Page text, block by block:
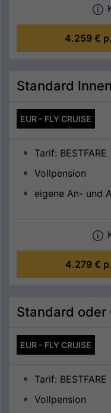
4.259 €
Standard
EUR - FLY CRUISE
Tarif: BESTFARE
Vollpension
eigene An- und
4.279 €
Standard oder
EUR - FLY CRUISE
Tarif: BESTFARE
Vollpension